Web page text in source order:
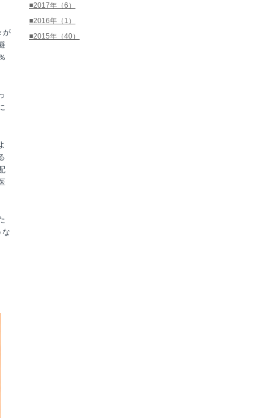
が
な
■2017年（6）
■2016年（1）
■2015年（40）